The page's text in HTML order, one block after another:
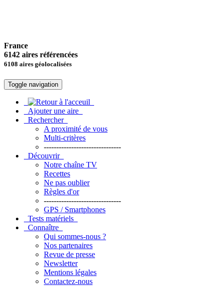
France
6142 aires référencées
6108 aires géolocalisées
Toggle navigation
Ajouter une aire
Rechercher
A proximité de vous
Multi-critères
-------------------------------
Découvrir
Notre chaîne TV
Recettes
Ne pas oublier
Règles d'or
-------------------------------
GPS / Smartphones
Tests matériels
Connaître
Qui sommes-nous ?
Nos partenaires
Revue de presse
Newsletter
Mentions légales
Contactez-nous